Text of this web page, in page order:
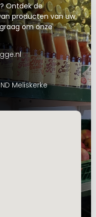
Ontdek de
producten van uw
om onze
Meliskerke